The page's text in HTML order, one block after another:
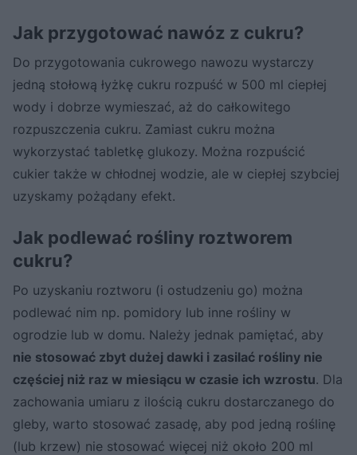
Jak przygotować nawóz z cukru?
Do przygotowania cukrowego nawozu wystarczy
jedną stołową łyżkę cukru rozpuść w 500 ml ciepłej
wody i dobrze wymieszać, aż do całkowitego
rozpuszczenia cukru. Zamiast cukru można
wykorzystać tabletkę glukozy. Można rozpuścić
cukier także w chłodnej wodzie, ale w ciepłej szybciej
uzyskamy pożądany efekt.
Jak podlewać rośliny roztworem
cukru?
Po uzyskaniu roztworu (i ostudzeniu go) można
podlewać nim np. pomidory lub inne rośliny w
ogrodzie lub w domu. Należy jednak pamiętać, aby
nie stosować zbyt dużej dawki i zasilać rośliny nie
częściej niż raz w miesiącu w czasie ich wzrostu. Dla
zachowania umiaru z ilością cukru dostarczanego do
gleby, warto stosować zasadę, aby pod jedną roślinę
(lub krzew) nie stosować więcej niż około 200 ml